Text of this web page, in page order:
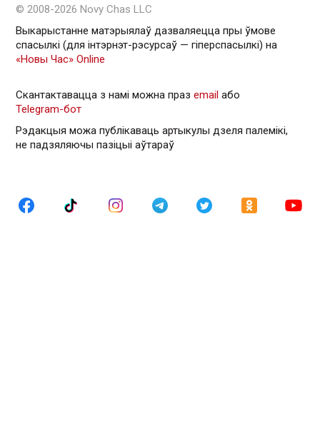
© 2008-2026 Novy Chas LLC
Выкарыстанне матэрыялаў дазваляецца пры ўмове
спасылкі (для інтэрнэт-рэсурсаў — гiперспасылкi) на
«Новы Час» Online
Скантактавацца з намі можна праз email або
Telegram-бот
Рэдакцыя можа публікаваць артыкулы дзеля палемікі,
не падзяляючы пазіцыі аўтараў